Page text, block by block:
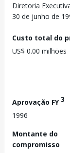
Diretoria
30 de junho de
Custo total do
US$ 0.00 milhões
Aprovação FY3
1996
Montante do
compromisso